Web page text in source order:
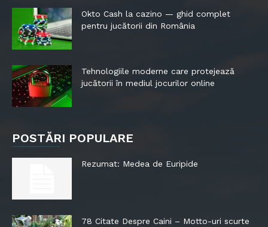
Okto Cash la cazino — ghid complet
pentru jucătorii din România
Tehnologiile moderne care protejează
jucătorii în mediul jocurilor online
POSTĂRI POPULARE
Rezumat: Medea de Euripide
78 Citate Despre Caini – Motto-uri scurte